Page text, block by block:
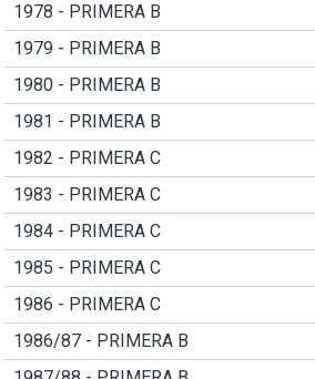
1978 - PRIMERA B
1979 - PRIMERA B
1980 - PRIMERA B
1981 - PRIMERA B
1982 - PRIMERA C
1983 - PRIMERA C
1984 - PRIMERA C
1985 - PRIMERA C
1986 - PRIMERA C
1986/87 - PRIMERA B